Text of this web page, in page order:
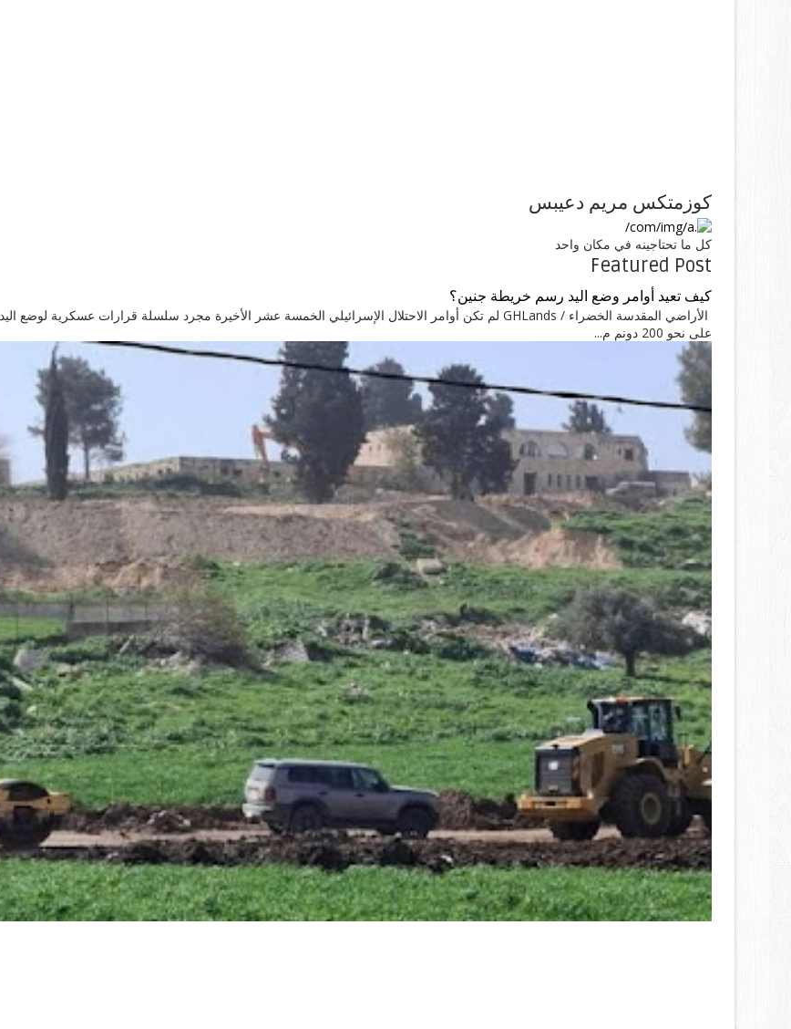
كوزمتكس مريم دعيبس
كل ما تحتاجينه في مكان واحد
Featured Post
كيف تعيد أوامر وضع اليد رسم خريطة جنين؟
الأراضي المقدسة الخضراء / GHLands لم تكن أوامر الاحتلال الإسرائيلي الخمسة عشر الأخيرة مجرد سلسلة قرارات عسكرية لوضع اليد
على نحو 200 دونم م...